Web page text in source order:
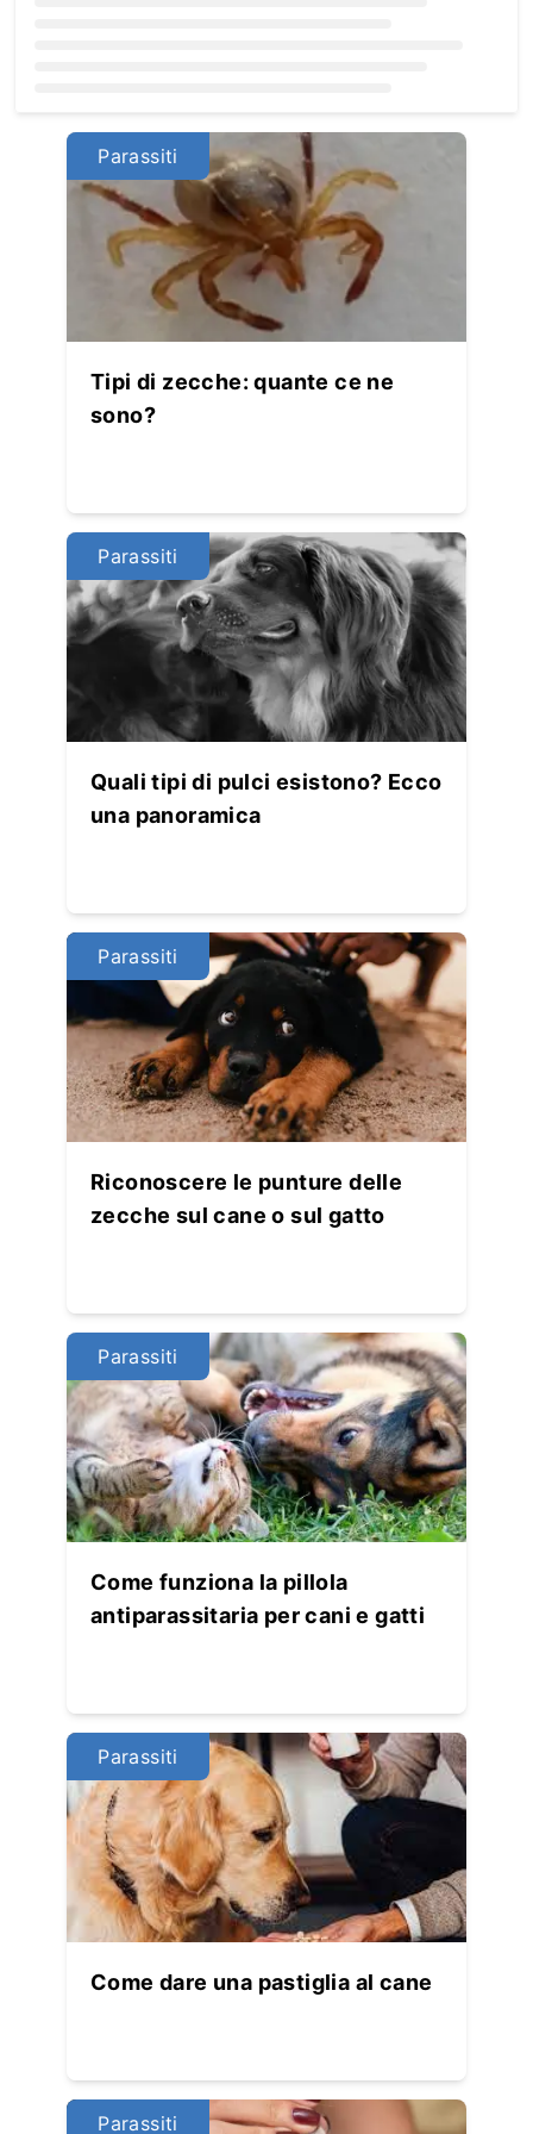
Parassiti
Tipi di zecche: quante ce ne
sono?
Parassiti
Quali tipi di pulci esistono? Ecco
una panoramica
Parassiti
Riconoscere le punture delle
zecche sul cane o sul gatto
Parassiti
Come funziona la pillola
antiparassitaria per cani e gatti
Parassiti
Come dare una pastiglia al cane
Parassiti